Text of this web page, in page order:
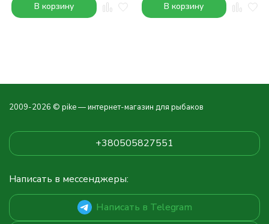
В корзину В корзину
2009-2026 © pike — интернет-магазин для рыбаков
+380505827551
Написать в мессенджеры:
Написать в Telegram